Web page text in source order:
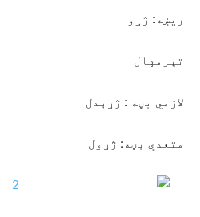
ريښه: ژړو
تېرمهال
لازمي بڼه : ژړېدل
متعدي بڼه: ژړول